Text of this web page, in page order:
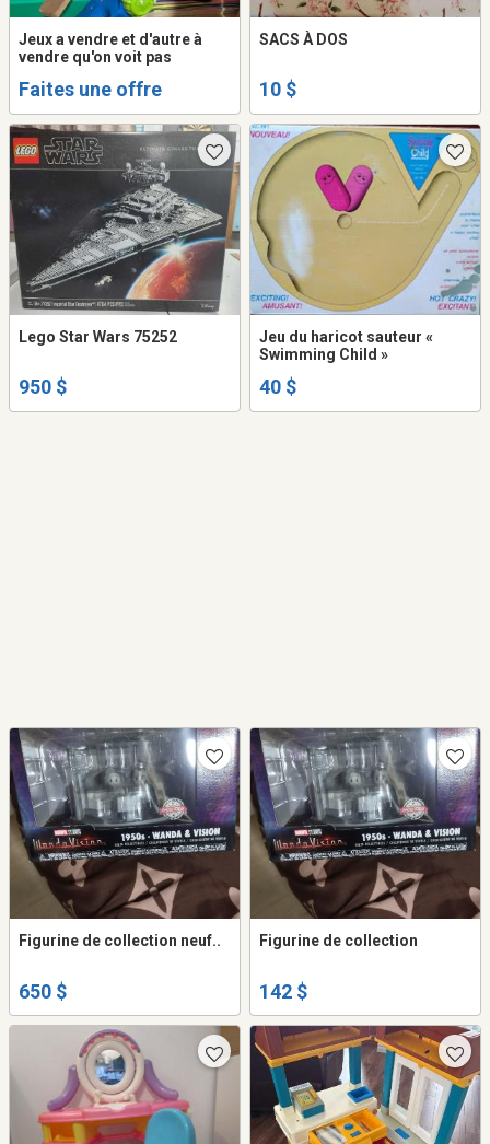
Jeux a vendre et d'autre à
vendre qu'on voit pas
Faites une offre
SACS À DOS
10 $
Lego Star Wars 75252
950 $
Jeu du haricot sauteur «
Swimming Child »
40 $
Figurine de collection neuf..
650 $
Figurine de collection
142 $